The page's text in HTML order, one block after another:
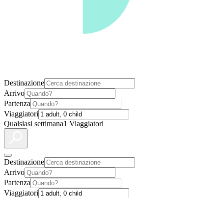
Destinazione
Arrivo
Partenza
Viaggiatori
Qualsiasi settimana1 Viaggiatori
Destinazione
Arrivo
Partenza
Viaggiatori